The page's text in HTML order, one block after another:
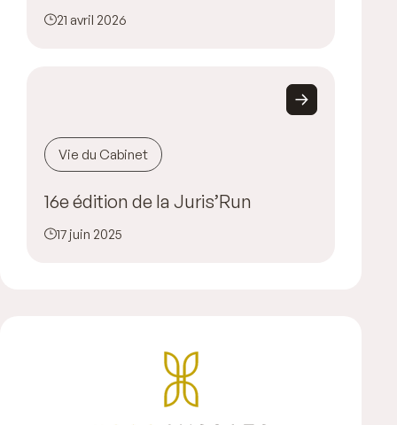
21 avril 2026
Vie du Cabinet
16e édition de la Juris’Run
17 juin 2025